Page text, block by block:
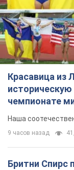
Красавица из
чемпионате
Видео
Наша
9 часов назад
Бритни Спирс